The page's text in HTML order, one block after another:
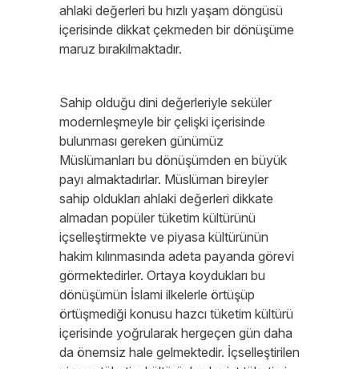
ahlaki değerleri bu hızlı yaşam döngüsü
içerisinde dikkat çekmeden bir dönüşüme
maruz bırakılmaktadır.
Sahip olduğu dini değerleriyle seküler
modernleşmeyle bir çelişki içerisinde
bulunması gereken günümüz
Müslümanları bu dönüşümden en büyük
payı almaktadırlar. Müslüman bireyler
sahip oldukları ahlaki değerleri dikkate
almadan popüler tüketim kültürünü
içselleştirmekte ve piyasa kültürünün
hakim kılınmasında adeta payanda görevi
görmektedirler. Ortaya koydukları bu
dönüşümün İslami ilkelerle örtüşüp
örtüşmediği konusu hazcı tüketim kültürü
içerisinde yoğrularak hergeçen gün daha
da önemsiz hale gelmektedir. İçselleştirilen